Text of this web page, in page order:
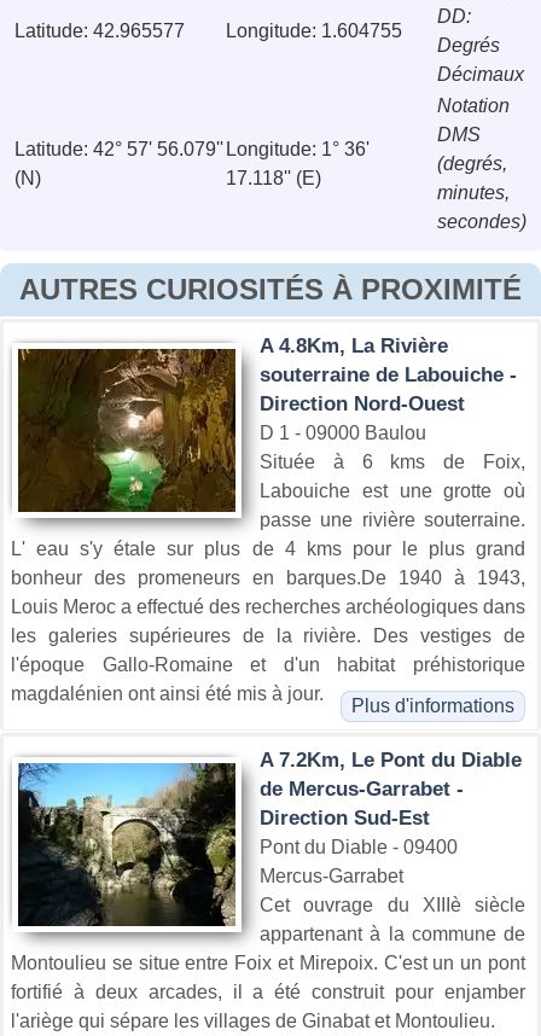
Latitude: 42.965577 Longitude: 1.604755
DD:
Degrés
Décimaux
Latitude: 42° 57' 56.079''
(N)
Longitude: 1° 36'
17.118'' (E)
Notation
DMS
(degrés,
minutes,
secondes)
AUTRES CURIOSITÉS À PROXIMITÉ
A 4.8Km, La Rivière
souterraine de Labouiche -
Direction Nord-Ouest
D 1 - 09000 Baulou
Située à 6 kms de Foix,
Labouiche est une grotte où
passe une rivière souterraine.
L' eau s'y étale sur plus de 4 kms pour le plus grand
bonheur des promeneurs en barques.De 1940 à 1943,
Louis Meroc a effectué des recherches archéologiques dans
les galeries supérieures de la rivière. Des vestiges de
l'époque Gallo-Romaine et d'un habitat préhistorique
magdalénien ont ainsi été mis à jour.
Plus d'informations
A 7.2Km, Le Pont du Diable
de Mercus-Garrabet -
Direction Sud-Est
Pont du Diable - 09400
Mercus-Garrabet
Cet ouvrage du XIIIè siècle
appartenant à la commune de
Montoulieu se situe entre Foix et Mirepoix. C'est un un pont
fortifié à deux arcades, il a été construit pour enjamber
l'ariège qui sépare les villages de Ginabat et Montoulieu.